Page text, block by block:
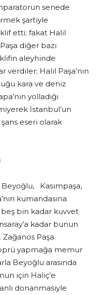
senede
şartiyle
etti; fakat Halil
diğer bazı
aleyhinde
Halil Paşa’nın
kara ve deniz
yolladığı
İstanbul’un
eseri olarak
Kasımpaşa,
kumandasına
bin kadar kuvvet
kadar bunun
Paşa
yapmağa memur
Beyoğlu arasında
için Haliç’e
donanmasiyle